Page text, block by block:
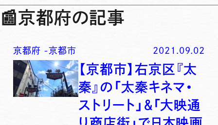
📰京都府の記事
京都府 -京都市 2021.09.02
【京都市】右京区『太
秦』の「太秦キネマ・
ストリート」＆「大映通